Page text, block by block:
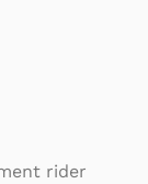
rider